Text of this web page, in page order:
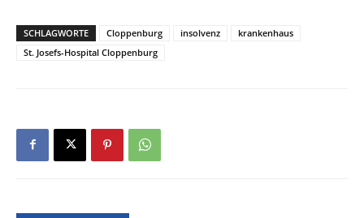
SCHLAGWORTE Cloppenburg insolvenz
krankenhaus
St. Josefs-Hospital Cloppenburg